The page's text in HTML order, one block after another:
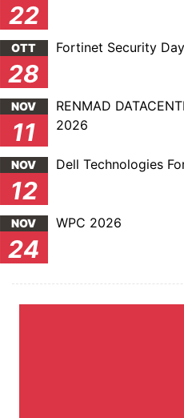
22
OTT
28
Fortinet Security
NOV
11
RENMAD
2026
NOV
12
Dell Technologies
NOV
24
WPC 2026